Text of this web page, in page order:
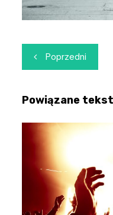
Nawigacja
wpisu
Poprzedni
Powiązane